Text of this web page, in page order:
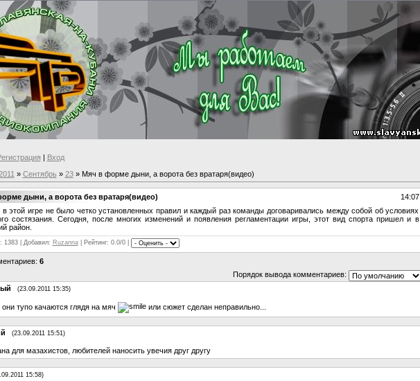
| Вход
» Сентябрь » 23» Мяч в форме дыни, а ворота без вратаря(видео)
дыни, а ворота без вратаря(видео)
14:07
в этой игре не было четко установленных правил и каждый раз команды договаривались между собой об условиях
состязания. Сегодня, после многих изменений и появления регламентации игры, этот вид спорта пришел и в
район.
1383 | Добавил: Ruzanna| Рейтинг: 0.0/0 |
6
Порядок вывода комментариев:
(23.09.2011 15:35)
тупо качаются глядя на мяч
или сюжет сделан неправильно...
(23.09.2011 15:51)
для мазахистов, любителей наносить увечия друг другу
15:58)